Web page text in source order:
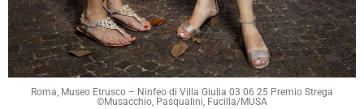
Roma, Museo Etrusco – Ninfeo di Villa Giulia 03 06 25 Premio Strega
©Musacchio, Pasqualini, Fucilla/MUSA